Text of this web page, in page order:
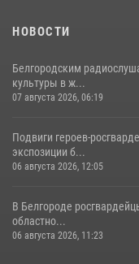
НОВОСТИ
Белгородским
культуры в ж...
07 августа 2026, 06:19
Подвиги
экспозиции б...
06 августа 2026, 12:05
В Белгороде
областно...
06 августа 2026, 11:23